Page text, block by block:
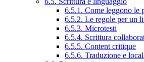
6.5.1. Come leggono le
6.5.2. Le regole per un
6.5.3. Microtesti
6.5.4. Scrittura
6.5.5. Content critique
6.5.6. Traduzione e